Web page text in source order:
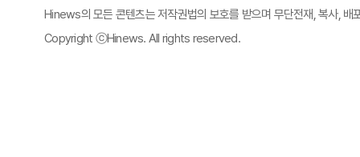
Hinews의 모든 콘텐츠는 저작권법의 보호를 받으며 무단전재, 복사, 배
Copyright ⓒHinews. All rights reserved.